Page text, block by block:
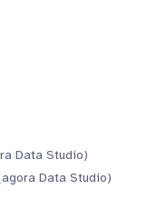
Data Studio)
Data Studio)